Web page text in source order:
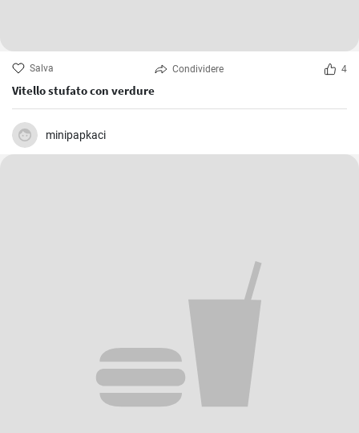
Salva Condividere 4
Vitello stufato con verdure
minipapkaci